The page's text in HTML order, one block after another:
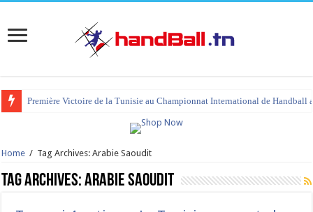
Première Victoire de la Tunisie au Championnat International de Handball
Home / Tag Archives: Arabie Saoudit
Tag Archives:Arabie Saoudit